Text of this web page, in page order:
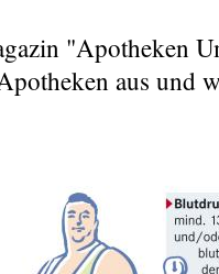
"Apotheken
aus und